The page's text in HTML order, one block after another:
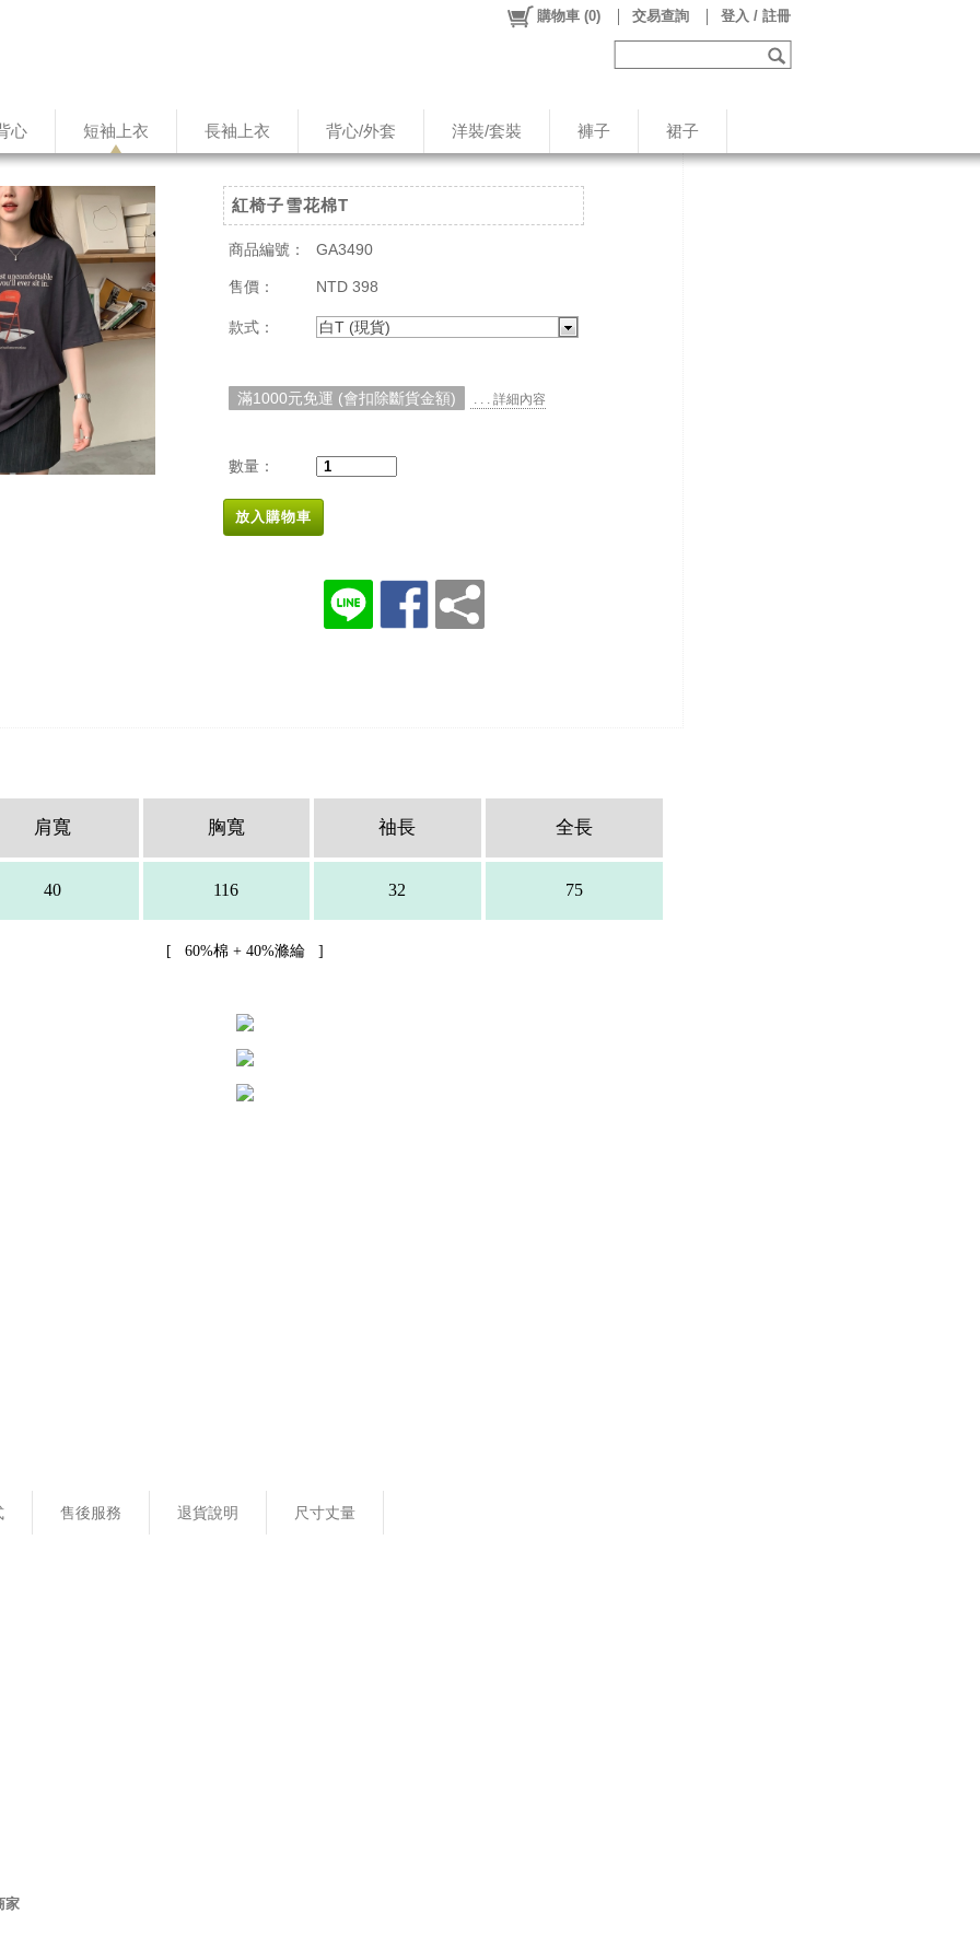
心 短袖上衣 長袖上衣 背心/外套 洋裝/套裝 褲子 裙子
購物車 (0) 交易查詢 登入 / 註冊
紅椅子雪花棉T
商品編號： GA3490
售價： NTD 398
款式： 白T (現貨)
滿1000元免運 (會扣除斷貨金額) . . . 詳細內容
數量：
放入購物車
售後服務 退貨說明 尺寸丈量
家